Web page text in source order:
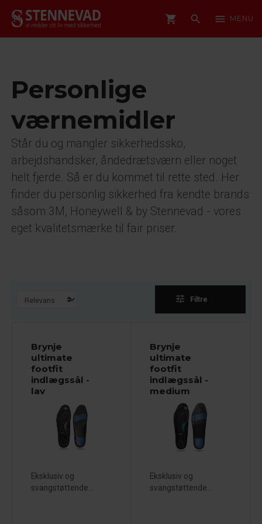
shopping_cart search menu MENU
Personlige
værnemidler
Står du og mangler sikkerhedssko,
arbejdshandsker, åndedrætsværn eller noget
helt fjerde. Så er du kommet til rette sted. Her
finder du personlig sikkerhed fra kendte brands
såsom 3M, Honeywell & by Stennevad - vores
eget kvalitetsmærke til fair priser.
tune Filtre
Brynje
ultimate
footfit
indlægssål -
lav
Eksklusiv og
svangstøttende...
Brynje
ultimate
footfit
indlægssål -
medium
Eksklusiv og
svangstøttende...